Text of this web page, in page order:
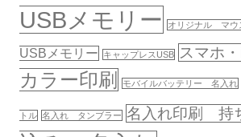
USBメモリー
オリジナル マウ
USBメモリー キャップレスUSB スマホ
カラー印刷
モバイルバッテリー 名入れ
トル 名入れ タンブラー 名入れ印刷 持